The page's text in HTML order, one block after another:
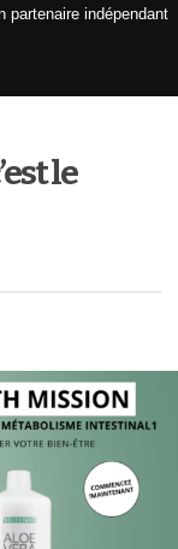
partenaire indépendant
le